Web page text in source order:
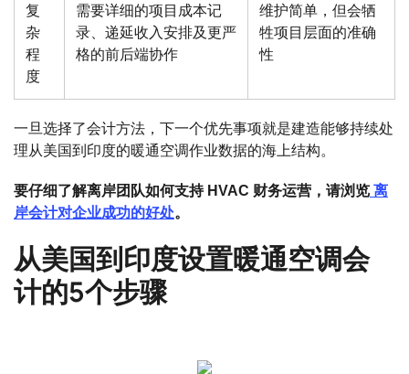
复
杂
程
度
需要详细的项目成本记
录、递延收入安排及更严
格的前后端协作
维护简单，但会牺
牲项目层面的准确
性
一旦选择了会计方法，下一个优先事项就是建造能够持续处
理从美国到印度的暖通空调作业数据的海上结构。
要仔细了解离岸团队如何支持 HVAC 财务运营，请浏览 离
岸会计对企业成功的好处。
从美国到印度设置暖通空调会
计的5个步骤